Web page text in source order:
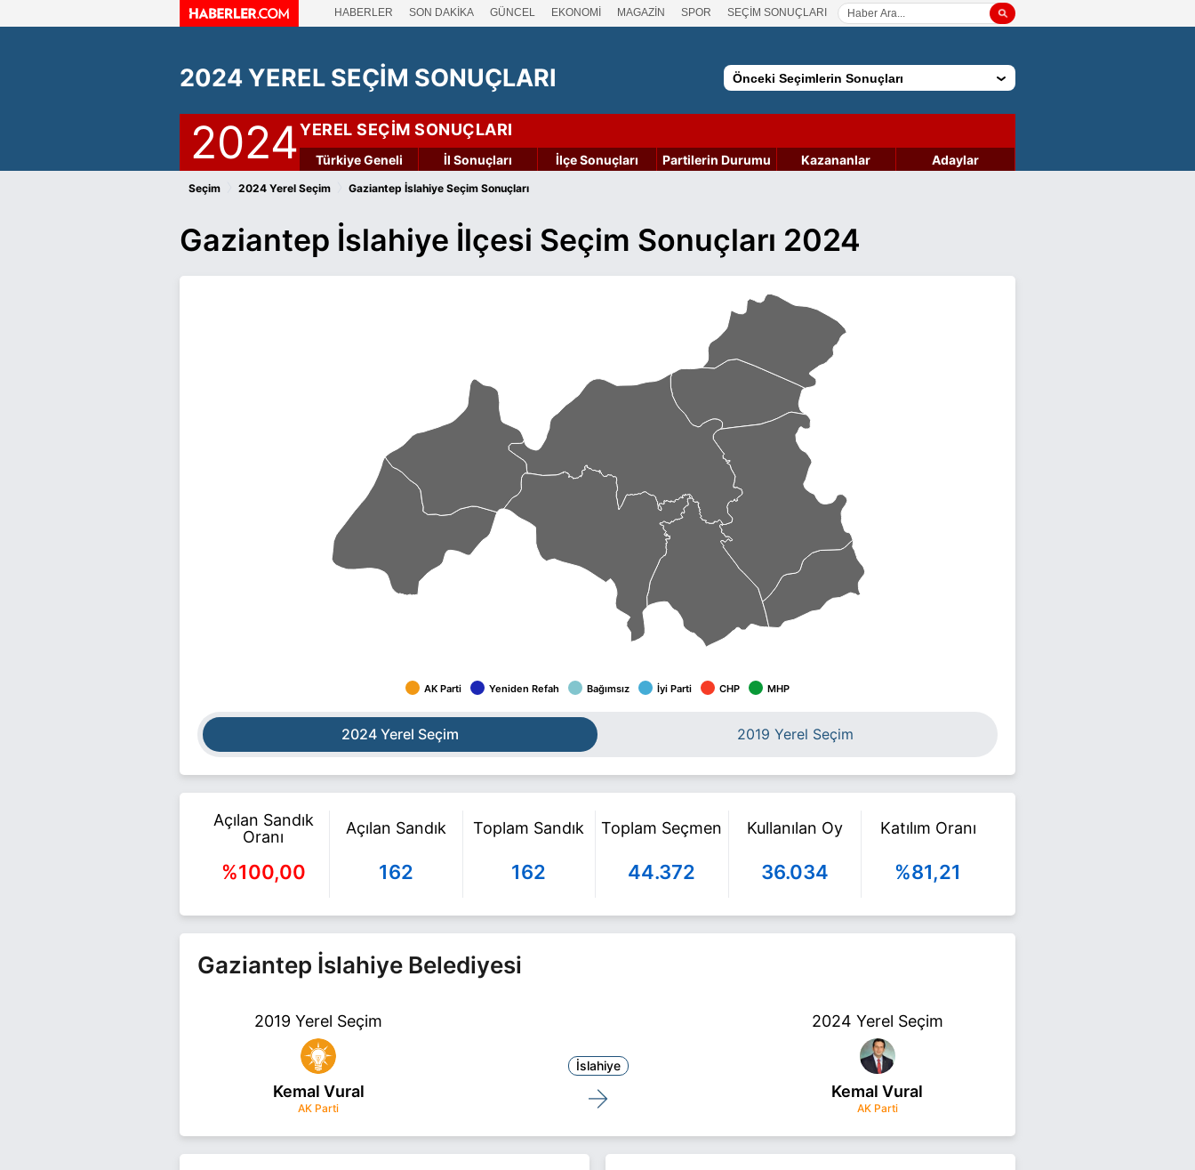
HABERLER SON DAKİKA GÜNCEL EKONOMİ MAGAZİN SPOR SEÇİM SONUÇLARI
2024 YEREL SEÇİM SONUÇLARI Önceki Seçimlerin Sonuçları
2024YEREL SEÇİM SONUÇLARI
Türkiye Geneli İl Sonuçları İlçe Sonuçları Partilerin Durumu Kazananlar Adaylar
Seçim 2024 Yerel Seçim Gaziantep İslahiye Seçim Sonuçları
Gaziantep İslahiye İlçesi Seçim Sonuçları 2024
AK Parti Yeniden Refah Bağımsız İyi Parti CHP MHP
2024 Yerel Seçim 2019 Yerel Seçim
Açılan Sandık
Oranı
%100,00
Açılan Sandık
162
Toplam Sandık
162
Toplam Seçmen
44.372
Kullanılan Oy
36.034
Katılım Oranı
%81,21
Gaziantep İslahiye Belediyesi
2019 Yerel Seçim 2024 Yerel Seçim
Kemal Vural
AK Parti
İslahiye
Kemal Vural
AK Parti